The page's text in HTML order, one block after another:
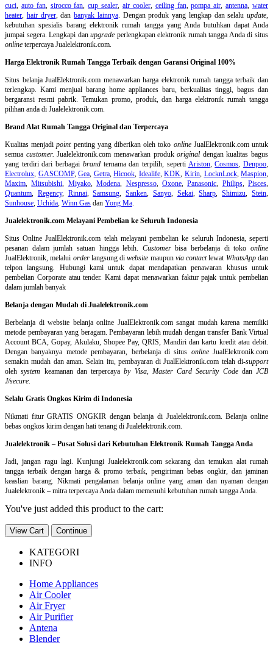
cuci, auto fan, sirocco fan,cup sealer,air cooler, ceiling fan,pompa air,antenna,water
heater, hair dryer, dan banyak lainnya. Dengan produk yang lengkap dan selalu update,
kebutuhan spesialis barang elektronik rumah tangga yang Anda butuhkan dapat Anda
jumpai segera. Lengkapi danupgrade perlengkapan elektronik rumah tangga Anda di situs
online terpercaya Jualelektronik.com.
Harga Elektronik Rumah Tangga Terbaik dengan Garansi Original 100%
Situs belanjaJualElektronik.com menawarkan harga elektronik rumah tangga terbaik dan
terlengkap. Kami menjual barang home appliances baru, berkualitas tinggi, bagus dan
bergaransi resmi pabrik. Temukan promo, produk, dan harga elektronik rumah tangga
pilihan anda di Jualelektronik.com.
Brand Alat Rumah Tangga Original dan Terpercaya
Kualitas menjadipointpenting yang diberikan oleh toko onlineJualElektronik.com untuk
semua customer. Jualelektronik.com menawarkan produkoriginal dengan kualitas bagus
yang terdiri dari berbagai brandternama dan terpilih, seperti Ariston,Cosmos,Denpoo,
Electrolux, GASCOMP,Gea, Getra,Hicook, Idealife,KDK, Kirin, LocknLock,Maspion,
Maxim,Mitsubishi, Miyako,Modena, Nespresso, Oxone,Panasonic, Philips, Pisces,
Quantum, Regency, Rinnai,Samsung,Sanken, Sanyo, Sekai,Sharp,Shimizu,Stein,
Sunhouse, Uchida, Winn Gas dan Yong Ma.
Jualelektronik.com Melayani Pembelian ke Seluruh Indonesia
Situs Online JualElektronik.com telah melayani pembelian ke seluruh Indonesia, seperti
pesanan dalam jumlah satuan hingga lebih. Customerbisa berbelanja di tokoonline
JualElektronik, melalui orderlangsung diwebsite maupun via contactlewat WhatsAppdan
telpon langsung. Hubungi kami untuk dapat mendapatkan penawaran khusus untuk
pembelian Corporate atau tender. Kami dapat menawarkan faktur pajak untuk pembelian
dalam jumlah banyak
Belanja dengan Mudah di Jualelektronik.com
Berbelanja diwebsite belanja online JualElektronik.com sangat mudah karena memiliki
metode pembayaran yang beragam. Pembayaran lebih mudah dengan transfer Bank Virtual
Account BCA, Gopay, Akulaku, Shopee Pay, QRIS, Mandiri dan kartu kredit atau debit.
Dengan banyaknya metode pembayaran, berbelanja di situs onlineJualElektronik.com
semakin mudah dan aman. Selain itu, pembayaran di JualElektronik.com telah di-support
olehsystem keamanan dan terpercayaby Visa, Master Card Security Codedan JCB
J/secure.
Selalu Gratis Ongkos Kirim di Indonesia
Nikmati fitur GRATIS ONGKIR dengan belanja di Jualelektronik.com. Belanja online
bebas ongkos kirim dengan hati tenang di Jualelektronik.com.
Jualelektronik – Pusat Solusi dari Kebutuhan Elektronik Rumah Tangga Anda
Jadi, jangan ragu lagi. Kunjungi Jualelektronik.com sekarang dan temukan alat rumah
tangga terbaik dengan harga & promo terbaik, pengiriman bebas ongkir, dan jaminan
keaslian barang. Nikmati pengalaman belanja online yang aman dan nyaman dengan
Jualelektronik – mitra terpercaya Anda dalam memenuhi kebutuhan rumah tangga Anda.
You've just added this product to the cart:
View Cart Continue
KATEGORI
INFO
Home Appliances
Air Cooler
Air Fryer
Air Purifier
Antena
Blender